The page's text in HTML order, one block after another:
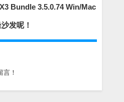
Bundle 3.5.0.74 Win/Mac
发呢！
言！